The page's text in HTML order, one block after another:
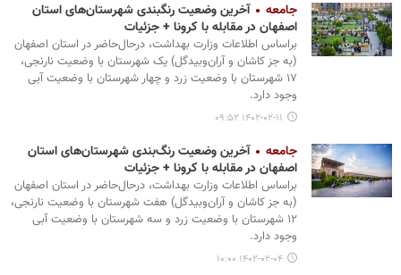
جامعه
آخرین وضعیت رنگبندی شهرستان‌های استان
اصفهان در مقابله با کرونا + جزئیات
براساس اطلاعات وزارت بهداشت، درحال‌حاضر در استان اصفهان
(به جز کاشان و آران‌وبیدگل) یک شهرستان با وضعیت نارنجی،
۱۷ شهرستان با وضعیت زرد و چهار شهرستان با وضعیت آبی
وجود دارد.
۱۴۰۲-۰۲-۱۱ ۰۹:۵۲
جامعه
آخرین وضعیت رنگ‌بندی شهرستان‌های استان
اصفهان در مقابله با کرونا + جزئیات
براساس اطلاعات وزارت بهداشت، درحال‌حاضر در استان اصفهان
(به جز کاشان و آران‌وبیدگل) هفت شهرستان با وضعیت نارنجی،
۱۲ شهرستان با وضعیت زرد و سه شهرستان با وضعیت آبی
وجود دارد.
۱۴۰۲-۰۲-۰۴ ۱۰:۰۰